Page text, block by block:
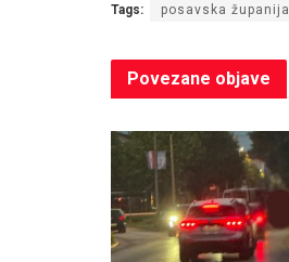
Tags: posavska županija
Povezane objave